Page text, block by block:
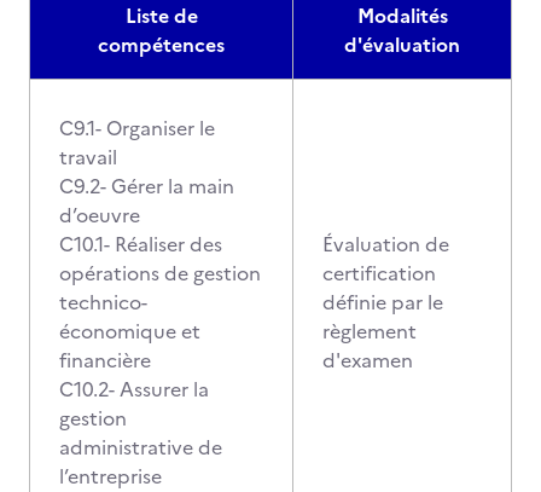
Liste de
compétences
Modalités
d'évaluation
C9.1- Organiser le
travail
C9.2- Gérer la main
d’oeuvre
C10.1- Réaliser des
opérations de gestion
technico-
économique et
financière
C10.2- Assurer la
gestion
administrative de
l’entreprise
Évaluation de
certification
définie par le
règlement
d'examen